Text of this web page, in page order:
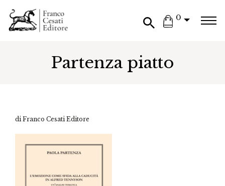
0
Partenza piatto
di Franco Cesati Editore